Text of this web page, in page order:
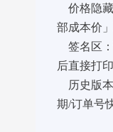
价格隐
部成本价
签名区
后直接打印
历史版
期/订单号